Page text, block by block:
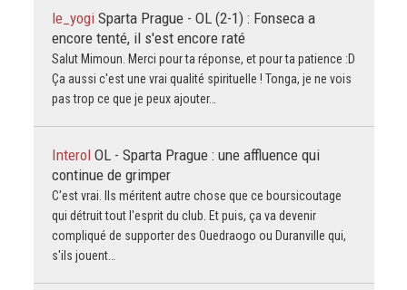
le_yogi Sparta Prague - OL (2-1) : Fonseca a
encore tenté, il s'est encore raté
Salut Mimoun. Merci pour ta réponse, et pour ta patience :D
Ça aussi c'est une vrai qualité spirituelle ! Tonga, je ne vois
pas trop ce que je peux ajouter…
Interol OL - Sparta Prague : une affluence qui
continue de grimper
C'est vrai. Ils méritent autre chose que ce boursicoutage
qui détruit tout l'esprit du club. Et puis, ça va devenir
compliqué de supporter des Ouedraogo ou Duranville qui,
s'ils jouent…